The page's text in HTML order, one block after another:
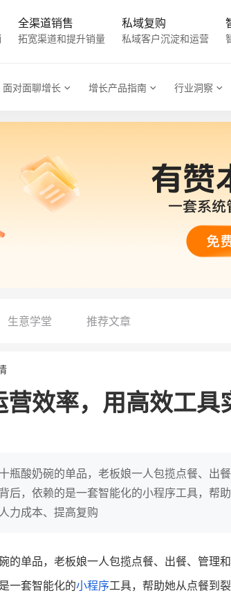
全渠道销售
拓宽渠道和提升销量
私域复购
私域客户沉淀和运营
面对面聊增长 增长产品指南 行业洞察
生意学堂 推荐文章
效率，用高效工具
瓶酸奶碗的单品，老板娘一人包揽点餐、出
后，依赖的是一套智能化的小程序工具，帮
力成本、提高复购
的单品，老板娘一人包揽点餐、出餐、管理
一套智能化的小程序工具，帮助她从点餐到
+
7900
万
鼠旗下的网红婴儿辅食品
天便拿下类目第一
详情
母婴
他只用7年做到平台
域如何破局？